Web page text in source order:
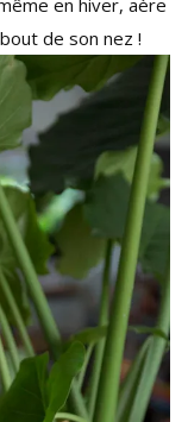
en hiver, aère
de son nez !